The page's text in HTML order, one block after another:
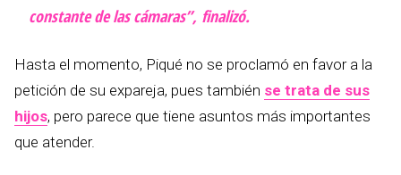
constante de las cámaras”, finalizó.
Hasta el momento, Piqué no se proclamó en favor a la
petición de su expareja, pues también se trata de sus
hijos, pero parece que tiene asuntos más importantes
que atender.